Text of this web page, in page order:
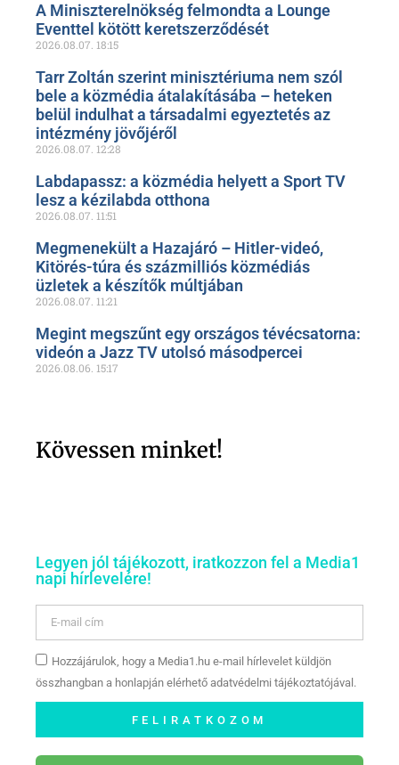
A Miniszterelnökség felmondta a Lounge
Eventtel kötött keretszerződését
2026.08.07. 18:15
Tarr Zoltán szerint minisztériuma nem szól
bele a közmédia átalakításába – heteken
belül indulhat a társadalmi egyeztetés az
intézmény jövőjéről
2026.08.07. 12:28
Labdapassz: a közmédia helyett a Sport TV
lesz a kézilabda otthona
2026.08.07. 11:51
Megmenekült a Hazajáró – Hitler-videó,
Kitörés-túra és százmilliós közmédiás
üzletek a készítők múltjában
2026.08.07. 11:21
Megint megszűnt egy országos tévécsatorna:
videón a Jazz TV utolsó másodpercei
2026.08.06. 15:17
Kövessen minket!
Legyen jól tájékozott, iratkozzon fel a Media1
napi hírlevelére!
Hozzájárulok, hogy a Media1.hu e-mail hírlevelet küldjön
összhangban a honlapján elérhető adatvédelmi tájékoztatójával.
FELIRATKOZOM